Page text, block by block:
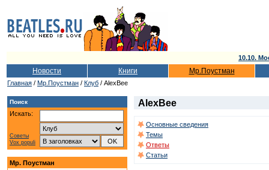
10.10.
Новости Книги Мр.Поустман
Главная / Мр.Поустман / Клуб / AlexBee
Поиск
Искать:
Советы
Vox populi
Мр. Поустман
AlexBee
Основные сведения
Темы
Ответы
Статьи